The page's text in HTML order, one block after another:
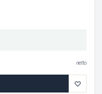
netto
♡